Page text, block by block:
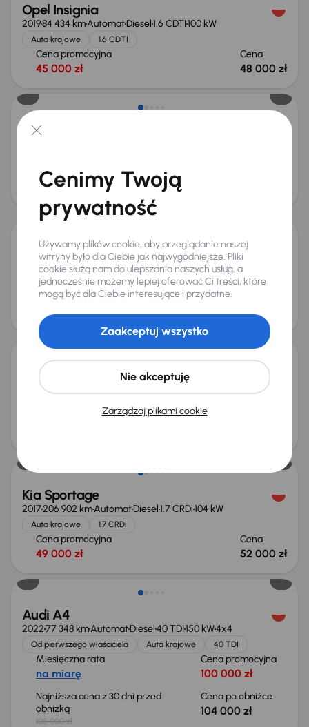
Opel Insignia
201984 434 kmAutomatDiesel1.6 CDTI100 kW
Auta krajowe 1.6 CDTI
Cena promocyjna
45 000 zł
Cena
48 000 zł
Škoda Octavia
Cena promocyjna
38 000 zł
Możliwość odliczenia VAT
Audi A4
2018244 038 km AutomatDiesel2.0 TDI110 kW
2.0 TDI
Cena promocyjna
53 000 zł 56 000 zł
Škoda Octavia
2020177 895 km
Cena promocyjna
Kia Sportage
2017206 902 kmAutomatDiesel1.7 CRDi104 kW
Auta krajowe 1.7 CRDi
Cena promocyjna
49 000 zł
Cena
52 000 zł
Taniej o 1 000 zł
Audi A4
202277 348 kmAutomatDiesel40 TDI150 kW4x4
Od pierwszego właściciela Auta krajowe 40 TDI
Miesięczna rata
na miarę
Cena promocyjna
100 000 zł
Najniższa cena z 30 dni przed
obniżką
105 000 zł
Cena po obniżce
104 000 zł
Cenimy Twoją
prywatność
Używamy plików cookie, aby przeglądanie naszej
witryny było dla Ciebie jak najwygodniejsze. Pliki
cookie służą nam do ulepszania naszych usług, a
jednocześnie możemy lepiej oferować Ci treści, które
mogą być dla Ciebie interesujące i przydatne.
Zarządzaj plikami cookie
Nie akceptuję
Zaakceptuj wszystko